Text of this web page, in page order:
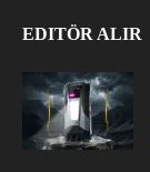
EDITÖR ALIR